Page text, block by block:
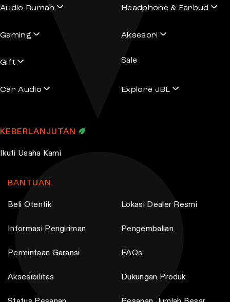
d
e
s
Audio Rumah Headphone & Earbud
Gaming Aksesori
Gift Sale
Car Audio Explore JBL
KEBERLANJUTAN
Ikuti Usaha Kami
BANTUAN
Beli Otentik Lokasi Dealer Resmi
Informasi Pengiriman Pengembalian
Permintaan Garansi FAQs
Aksesibilitas Dukungan Produk